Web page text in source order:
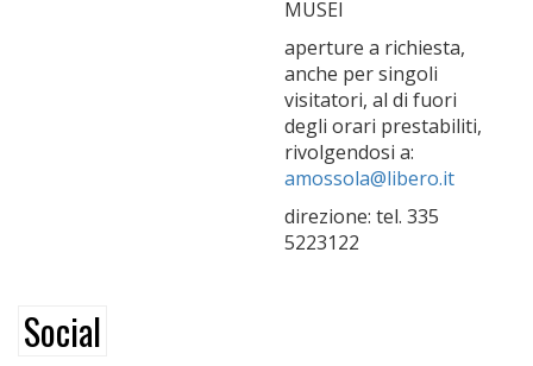
MUSEI
aperture a richiesta,
anche per singoli
visitatori, al di fuori
degli orari prestabiliti,
rivolgendosi a:
amossola@libero.it
direzione: tel. 335
5223122
Social